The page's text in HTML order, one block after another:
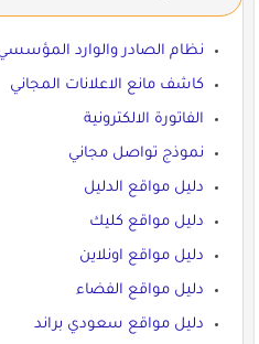
نظام الصادر والوارد المؤسسي
كاشف مانع الاعلانات المجاني
الفاتورة الالكترونية
نموذج تواصل مجاني
دليل مواقع الدليل
دليل مواقع كليك
دليل مواقع اونلاين
دليل مواقع الفضاء
دليل مواقع سعودي براند